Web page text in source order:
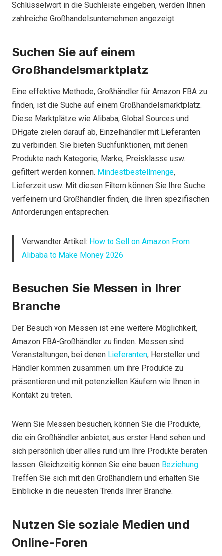
Schlüsselwort in die Suchleiste eingeben, werden Ihnen
zahlreiche Großhandelsunternehmen angezeigt.
Suchen Sie auf einem
Großhandelsmarktplatz
Eine effektive Methode, Großhändler für Amazon FBA zu
finden, ist die Suche auf einem Großhandelsmarktplatz.
Diese Marktplätze wie Alibaba, Global Sources und
DHgate zielen darauf ab, Einzelhändler mit Lieferanten
zu verbinden. Sie bieten Suchfunktionen, mit denen
Produkte nach Kategorie, Marke, Preisklasse usw.
gefiltert werden können. Mindestbestellmenge,
Lieferzeit usw. Mit diesen Filtern können Sie Ihre Suche
verfeinern und Großhändler finden, die Ihren spezifischen
Anforderungen entsprechen.
Verwandter Artikel: How to Sell on Amazon From
Alibaba to Make Money 2026
Besuchen Sie Messen in Ihrer
Branche
Der Besuch von Messen ist eine weitere Möglichkeit,
Amazon FBA-Großhändler zu finden. Messen sind
Veranstaltungen, bei denen Lieferanten, Hersteller und
Händler kommen zusammen, um ihre Produkte zu
präsentieren und mit potenziellen Käufern wie Ihnen in
Kontakt zu treten.
Wenn Sie Messen besuchen, können Sie die Produkte,
die ein Großhändler anbietet, aus erster Hand sehen und
sich persönlich über alles rund um Ihre Produkte beraten
lassen. Gleichzeitig können Sie eine bauen Beziehung
Treffen Sie sich mit den Großhändlern und erhalten Sie
Einblicke in die neuesten Trends Ihrer Branche.
Nutzen Sie soziale Medien und
Online-Foren